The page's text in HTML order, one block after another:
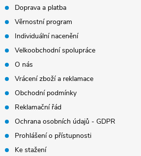
Doprava a platba
Věrnostní program
Individuální nacenění
Velkoobchodní spolupráce
O nás
Vrácení zboží a reklamace
Obchodní podmínky
Reklamační řád
Ochrana osobních údajů - GDPR
Prohlášení o přístupnosti
Ke stažení